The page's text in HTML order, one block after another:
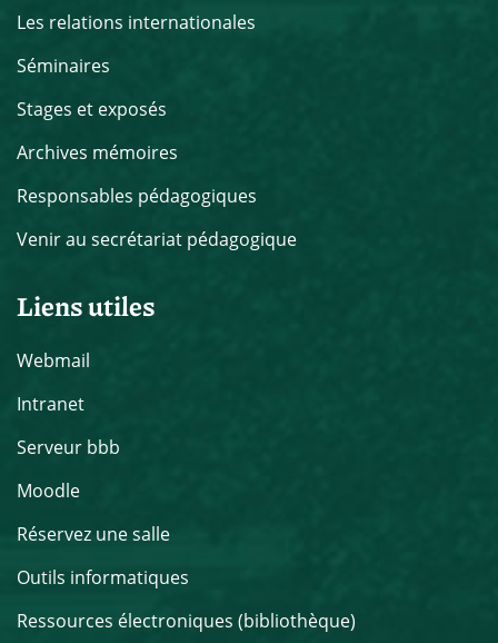
Les relations internationales
Séminaires
Stages et exposés
Archives mémoires
Responsables pédagogiques
Venir au secrétariat pédagogique
Liens utiles
Webmail
Intranet
Serveur bbb
Moodle
Réservez une salle
Outils informatiques
Ressources électroniques (bibliothèque)